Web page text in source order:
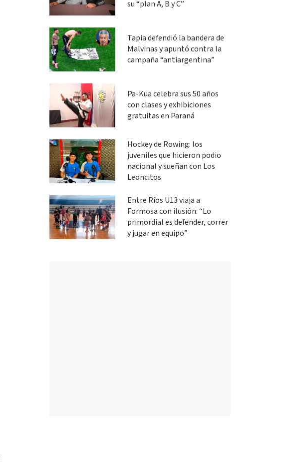
su “plan A, B y C”
Tapia defendió la bandera de
Malvinas y apuntó contra la
campaña “antiargentina”
Pa-Kua celebra sus 50 años
con clases y exhibiciones
gratuitas en Paraná
Hockey de Rowing: los
juveniles que hicieron podio
nacional y sueñan con Los
Leoncitos
Entre Ríos U13 viaja a
Formosa con ilusión: “Lo
primordial es defender, correr
y jugar en equipo”